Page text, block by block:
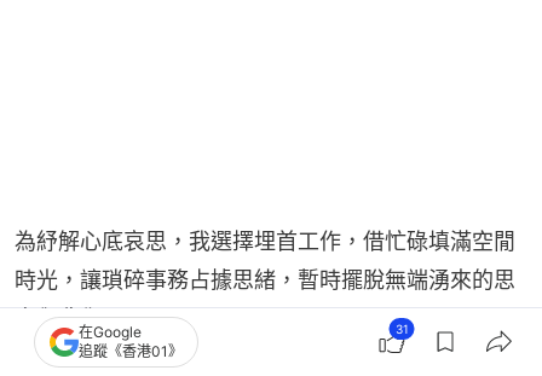
為紓解心底哀思，我選擇埋首工作，借忙碌填滿空閒
時光，讓瑣碎事務占據思緒，暫時擺脫無端湧來的思
念與悲傷。
在Google
追蹤《香港01》
31